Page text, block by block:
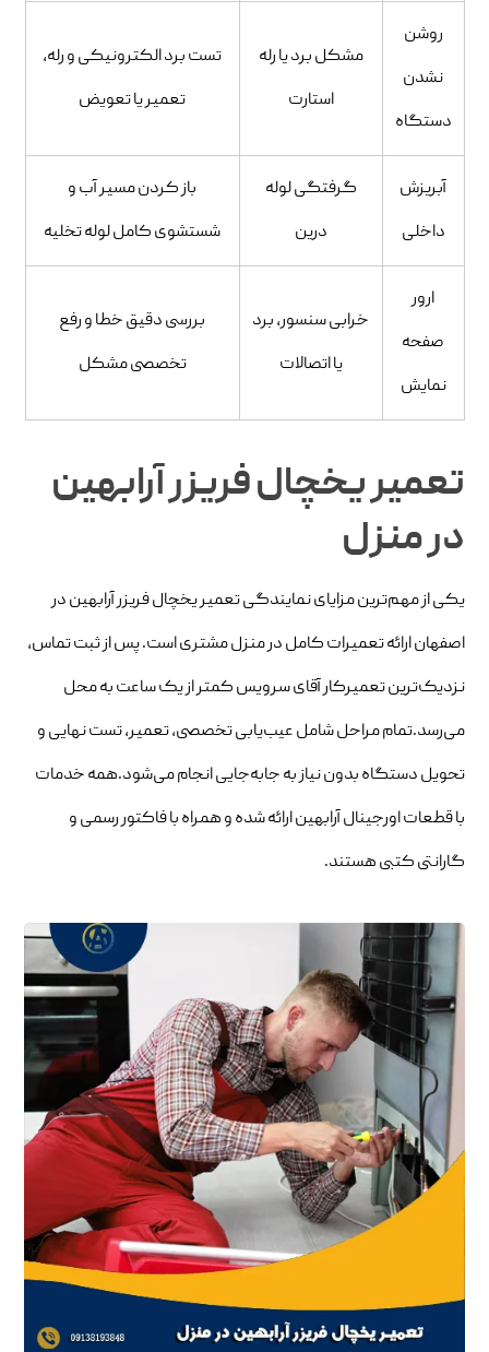
روشن
نشدن
دستگاه
مشکل برد یا رله
استارت
تست برد الکترونیکی و رله،
تعمیر یا تعویض
آبریزش
داخلی
گرفتگی لوله
درین
باز کردن مسیر آب و
شستشوی کامل لوله تخلیه
ارور
صفحه
نمایش
خرابی سنسور، برد
یا اتصالات
بررسی دقیق خطا و رفع
تخصصی مشکل
تعمیر یخچال فریزر آرابهین
در منزل
یکی از مهم‌ترین مزایای نمایندگی تعمیر یخچال فریزر آرابهین در
اصفهان ارائه تعمیرات کامل در منزل مشتری است. پس از ثبت تماس،
نزدیک‌ترین تعمیرکار آقای سرویس کمتر از یک ساعت به محل
می‌رسد.تمام مراحل شامل عیب‌یابی تخصصی، تعمیر، تست نهایی و
تحویل دستگاه بدون نیاز به جابه‌جایی انجام می‌شود.همه خدمات
با قطعات اورجینال آرابهین ارائه شده و همراه با فاکتور رسمی و
گارانتی کتبی هستند.